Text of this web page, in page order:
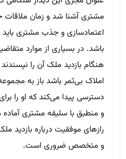
مشتری آشنا شد و زمان ملاقات
اعتمادسازی و جذب مشتری
باشد. در بسیاری از موارد
هنگام بازدید ملک آن را
املاک بی‌ثمر باشد باز به
دسترسی پیدا می‌کند که او را
و منطبق با سلیقه مشتری
رازهای موفقیت درباره بازدید
و متخصص ضروری است.